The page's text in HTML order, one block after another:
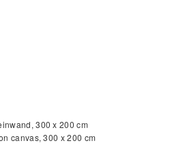
300 x 200 cm
canvas, 300 x 200 cm